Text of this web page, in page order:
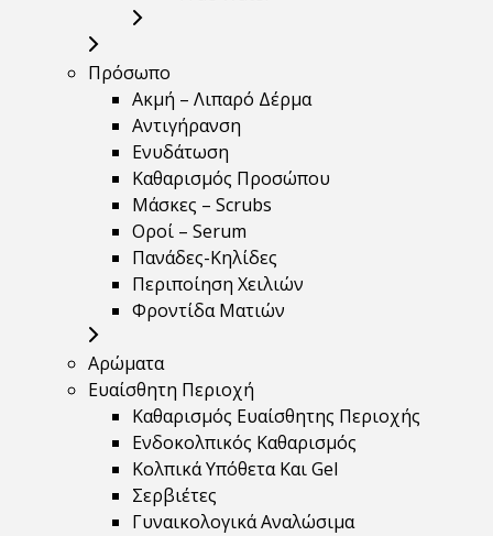
Πρόσωπο
Ακμή – Λιπαρό Δέρμα
Αντιγήρανση
Ενυδάτωση
Καθαρισμός Προσώπου
Μάσκες – Scrubs
Οροί – Serum
Πανάδες-Κηλίδες
Περιποίηση Χειλιών
Φροντίδα Ματιών
Αρώματα
Ευαίσθητη Περιοχή
Καθαρισμός Ευαίσθητης Περιοχής
Ενδοκολπικός Καθαρισμός
Κολπικά Υπόθετα Και Gel
Σερβιέτες
Γυναικολογικά Αναλώσιμα